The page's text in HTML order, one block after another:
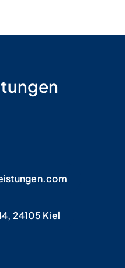
24105 Kiel